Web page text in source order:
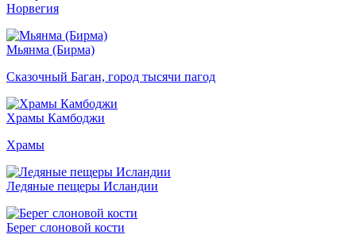
Норвегия
Мьянма (Бирма)
Сказочный Баган, город тысячи пагод
Храмы Камбоджи
Храмы
Ледяные пещеры Исландии
Берег слоновой кости